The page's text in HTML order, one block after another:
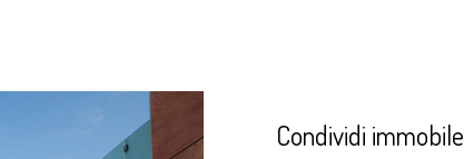
Condividi immobile